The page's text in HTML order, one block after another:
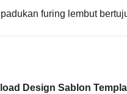
furing lembut
Design Sablon